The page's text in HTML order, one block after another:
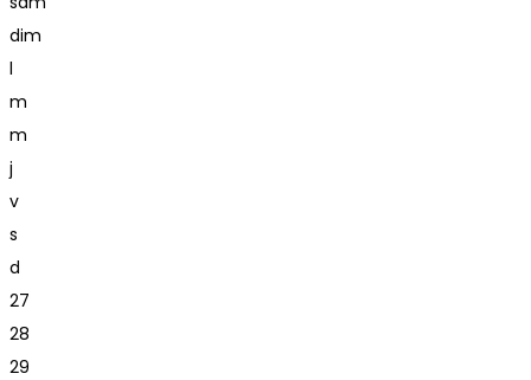
dim
l
m
m
j
v
s
d
27
28
29